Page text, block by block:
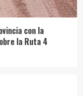
con la
la Ruta 4